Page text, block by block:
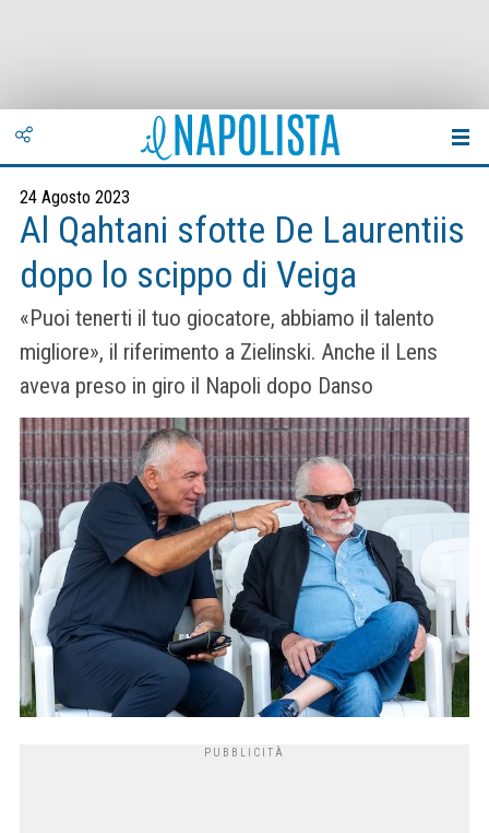
24 Agosto 2023
Al Qahtani sfotte De Laurentiis
dopo lo scippo di Veiga
«Puoi tenerti il tuo giocatore, abbiamo il talento
migliore», il riferimento a Zielinski. Anche il Lens
aveva preso in giro il Napoli dopo Danso